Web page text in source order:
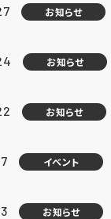
お知らせ
お知らせ
お知らせ
イベント
お知らせ